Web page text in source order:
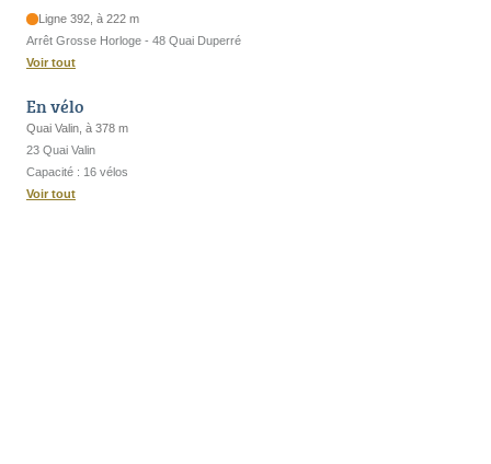
Ligne 392, à 222 m
Arrêt Grosse Horloge - 48 Quai Duperré
Voir tout
En vélo
Quai Valin, à 378 m
23 Quai Valin
Capacité : 16 vélos
Voir tout